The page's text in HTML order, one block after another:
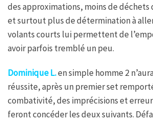
des approximations, moins de déchets
et surtout plus de détermination à
volants courts lui permettent de
avoir parfois tremblé un peu.
Dominique L.en simple homme 2
réussite, après un premier set
combativité, des imprécisions et
feront concéder les deux suivants.